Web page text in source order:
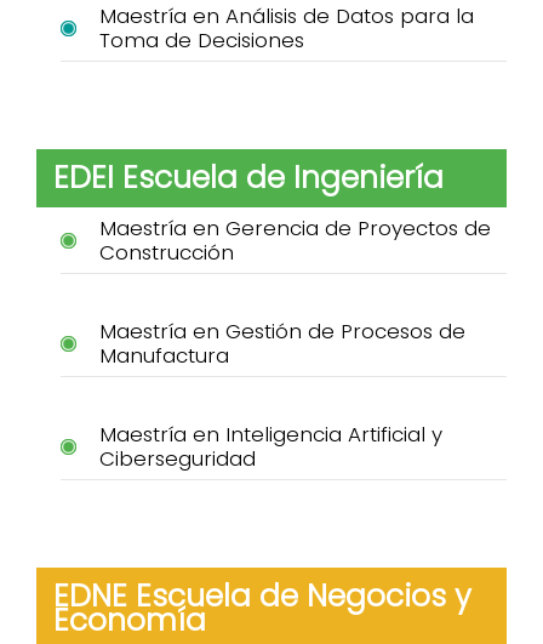
Maestría en Análisis de Datos para la
Toma de Decisiones
EDEI Escuela de Ingeniería
Maestría en Gerencia de Proyectos de
Construcción
Maestría en Gestión de Procesos de
Manufactura
Maestría en Inteligencia Artificial y
Ciberseguridad
EDNE Escuela de Negocios y
Economía